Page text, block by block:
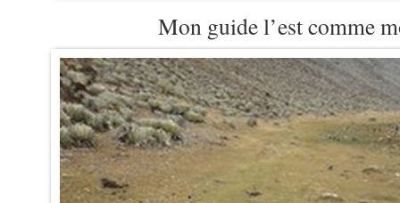
Mon guide l’est comme